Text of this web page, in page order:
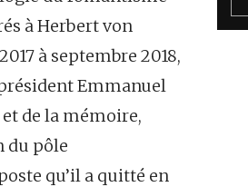
à Herbert von
à septembre 2018,
Emmanuel
de la mémoire,
du pôle
qu’il a quitté en